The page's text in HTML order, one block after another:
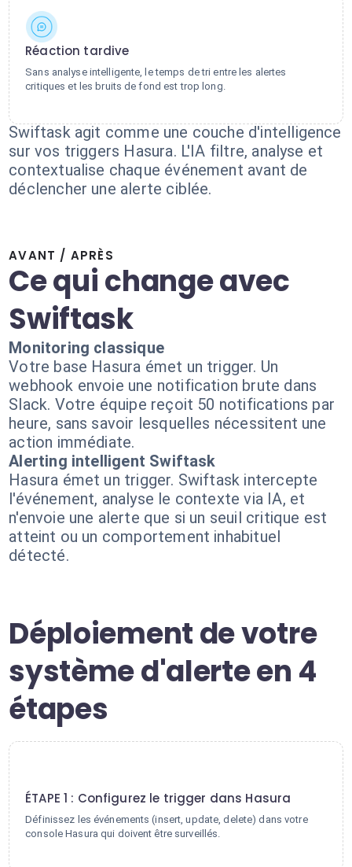
Réaction tardive
Sans analyse intelligente, le temps de tri entre les alertes
critiques et les bruits de fond est trop long.
Swiftask agit comme une couche d'intelligence
sur vos triggers Hasura. L'IA filtre, analyse et
contextualise chaque événement avant de
déclencher une alerte ciblée.
AVANT / APRÈS
Ce qui change avec
Swiftask
Monitoring classique
Votre base Hasura émet un trigger. Un
webhook envoie une notification brute dans
Slack. Votre équipe reçoit 50 notifications par
heure, sans savoir lesquelles nécessitent une
action immédiate.
Alerting intelligent Swiftask
Hasura émet un trigger. Swiftask intercepte
l'événement, analyse le contexte via IA, et
n'envoie une alerte que si un seuil critique est
atteint ou un comportement inhabituel
détecté.
Déploiement de votre
système d'alerte en 4
étapes
ÉTAPE 1 : Configurez le trigger dans Hasura
Définissez les événements (insert, update, delete) dans votre
console Hasura qui doivent être surveillés.